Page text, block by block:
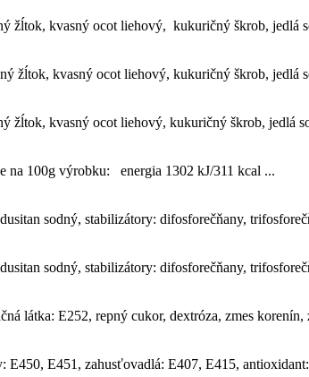
žĺtok, kvasný ocot liehový, kukuričný škrob, jedlá
žĺtok, kvasný ocot liehový, kukuričný škrob, jedlá
žĺtok, kvasný ocot liehový, kukuričný škrob, jedlá
na 100g výrobku: energia 1302 kJ/311 kcal ...
sodný, stabilizátory: difosforečňany,
sodný, stabilizátory: difosforečňany,
látka: E252, repný cukor, dextróza, zmes
E451, zahusťovadlá: E407, E415,